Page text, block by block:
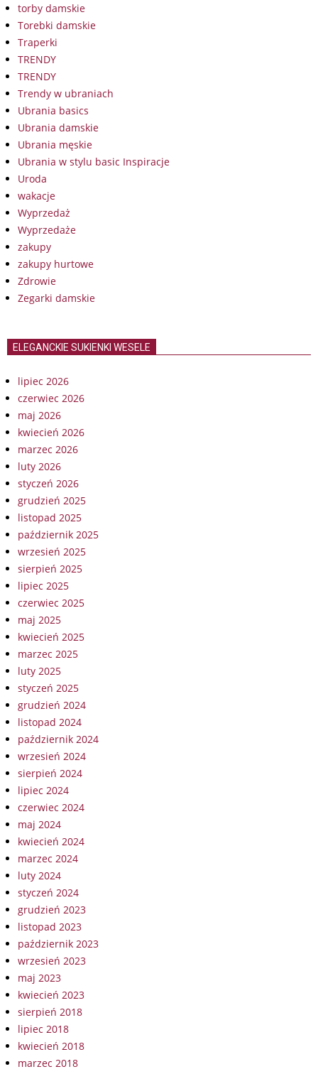
torby damskie
Torebki damskie
Traperki
TRENDY
TRENDY
Trendy w ubraniach
Ubrania basics
Ubrania damskie
Ubrania męskie
Ubrania w stylu basic Inspiracje
Uroda
wakacje
Wyprzedaż
Wyprzedaże
zakupy
zakupy hurtowe
Zdrowie
Zegarki damskie
ELEGANCKIE SUKIENKI WESELE
lipiec 2026
czerwiec 2026
maj 2026
kwiecień 2026
marzec 2026
luty 2026
styczeń 2026
grudzień 2025
listopad 2025
październik 2025
wrzesień 2025
sierpień 2025
lipiec 2025
czerwiec 2025
maj 2025
kwiecień 2025
marzec 2025
luty 2025
styczeń 2025
grudzień 2024
listopad 2024
październik 2024
wrzesień 2024
sierpień 2024
lipiec 2024
czerwiec 2024
maj 2024
kwiecień 2024
marzec 2024
luty 2024
styczeń 2024
grudzień 2023
listopad 2023
październik 2023
wrzesień 2023
maj 2023
kwiecień 2023
sierpień 2018
lipiec 2018
kwiecień 2018
marzec 2018